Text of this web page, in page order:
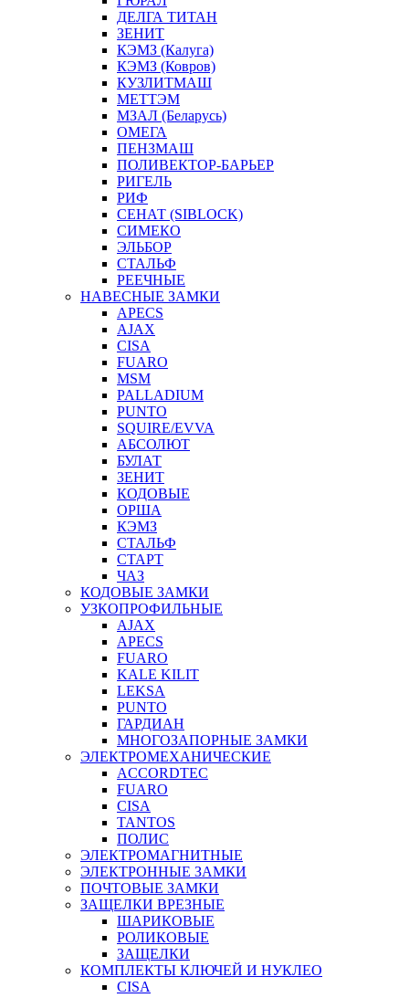
ДЕЛГА ТИТАН
ЗЕНИТ
КЭМЗ (Калуга)
КЭМЗ (Ковров)
КУЗЛИТМАШ
МЕТТЭМ
МЗАЛ (Беларусь)
ОМЕГА
ПЕНЗМАШ
ПОЛИВЕКТОР-БАРЬЕР
РИГЕЛЬ
РИФ
СЕНАТ (SIBLOCK)
СИМЕКО
ЭЛЬБОР
СТАЛЬФ
РЕЕЧНЫЕ
НАВЕСНЫЕ ЗАМКИ
APECS
AJAX
CISA
FUARO
MSM
PALLADIUM
PUNTO
SQUIRE/EVVA
АБСОЛЮТ
БУЛАТ
ЗЕНИТ
КОДОВЫЕ
ОРША
КЭМЗ
СТАЛЬФ
СТАРТ
ЧАЗ
КОДОВЫЕ ЗАМКИ
УЗКОПРОФИЛЬНЫЕ
AJAX
APECS
FUARO
KALE KILIT
LEKSA
PUNTO
ГАРДИАН
МНОГОЗАПОРНЫЕ ЗАМКИ
ЭЛЕКТРОМЕХАНИЧЕСКИЕ
ACCORDTEC
FUARO
CISA
TANTOS
ПОЛИС
ЭЛЕКТРОМАГНИТНЫЕ
ЭЛЕКТРОННЫЕ ЗАМКИ
ПОЧТОВЫЕ ЗАМКИ
ЗАЩЕЛКИ ВРЕЗНЫЕ
ШАРИКОВЫЕ
РОЛИКОВЫЕ
ЗАЩЕЛКИ
КОМПЛЕКТЫ КЛЮЧЕЙ И НУКЛЕО
CISA